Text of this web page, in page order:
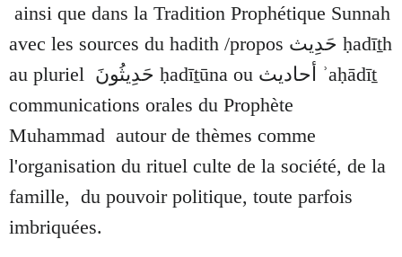
ainsi que dans la Tradition Prophétique Sunnah
avec les sources du hadith /propos حَدِيث ḥadīṯh
au pluriel حَدِيثُونَ ḥadīṯūna ou أحاديث ʾaḥādīṯ
communications orales du Prophète
Muhammad autour de thèmes comme
l'organisation du rituel culte de la société, de la
famille, du pouvoir politique, toute parfois
imbriquées.